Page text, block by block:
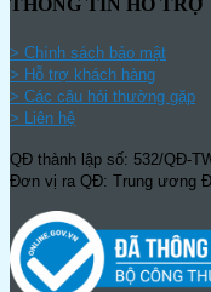
THÔNG TIN HỖ TRỢ
> Chính sách bảo mật
> Hỗ trợ khách hàng
> Các câu hỏi thường gặp
> Liên hệ
QĐ thành lập số: 532/QĐ-
Đơn vị ra QĐ: Trung ương